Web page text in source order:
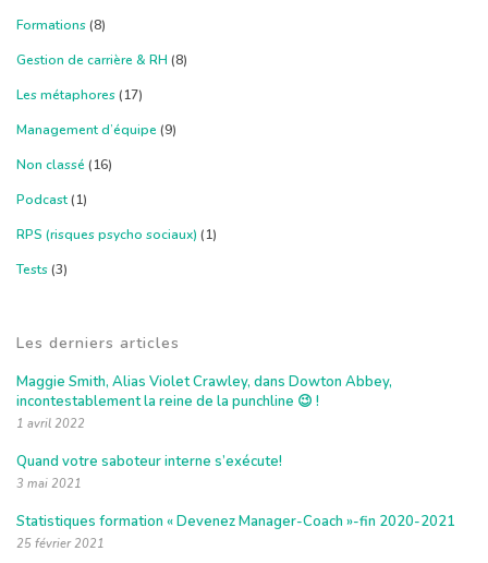
Formations(8)
Gestion de carrière & RH (8)
Les métaphores(17)
Management d’équipe (9)
Non classé (16)
Podcast(1)
RPS (risques psycho sociaux) (1)
Tests(3)
Les derniers articles
Maggie Smith, Alias Violet Crawley, dans Dowton Abbey,
incontestablement la reine de la punchline 😉 !
1 avril 2022
Quand votre saboteur interne s’exécute!
3 mai 2021
Statistiques formation « Devenez Manager-Coach »-fin 2020-2021
25 février 2021